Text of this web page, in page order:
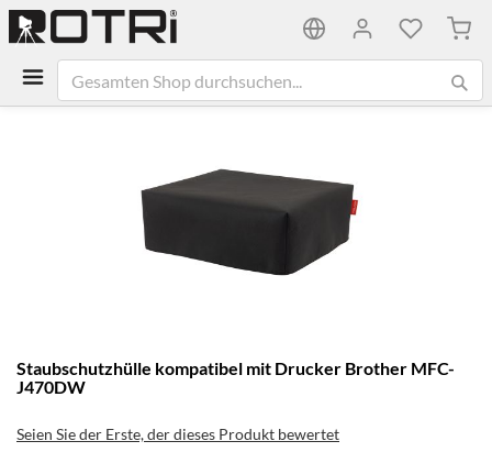
Anfang
der
springen
Staubschutzhülle kompatibel mit Drucker Brother MFC-
J470DW
Seien Sie der Erste, der dieses Produkt bewertet